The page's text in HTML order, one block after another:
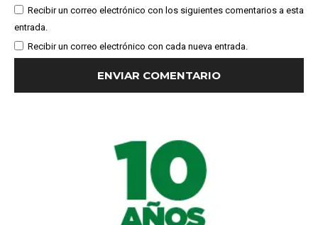
Recibir un correo electrónico con los siguientes comentarios a esta
entrada.
Recibir un correo electrónico con cada nueva entrada.